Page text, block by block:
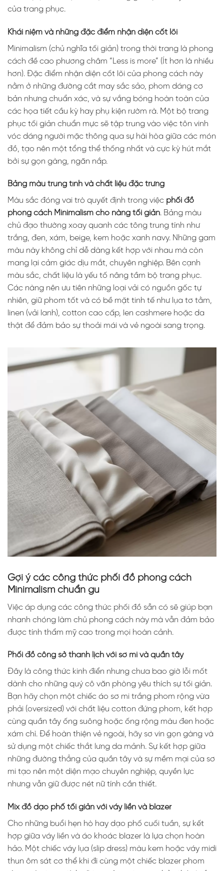
của trang phục.
Khái niệm và những đặc điểm nhận diện cốt lõi
Minimalism (chủ nghĩa tối giản) trong thời trang là phong
cách đề cao phương châm “Less is more” (Ít hơn là nhiều
hơn). Đặc điểm nhận diện cốt lõi của phong cách này
nằm ở những đường cắt may sắc sảo, phom dáng cơ
bản nhưng chuẩn xác, và sự vắng bóng hoàn toàn của
các họa tiết cầu kỳ hay phụ kiện rườm rà. Một bộ trang
phục tối giản chuẩn mực sẽ tập trung vào việc tôn vinh
vóc dáng người mặc thông qua sự hài hòa giữa các món
đồ, tạo nên một tổng thể thống nhất và cực kỳ hút mắt
bởi sự gọn gàng, ngăn nắp.
Bảng màu trung tính và chất liệu đặc trưng
Màu sắc đóng vai trò quyết định trong việc phối đồ
phong cách Minimalism cho nàng tối giản. Bảng màu
chủ đạo thường xoay quanh các tông trung tính như
trắng, đen, xám, beige, kem hoặc xanh navy. Những gam
màu này không chỉ dễ dàng kết hợp với nhau mà còn
mang lại cảm giác dịu mắt, chuyên nghiệp. Bên cạnh
màu sắc, chất liệu là yếu tố nâng tầm bộ trang phục.
Các nàng nên ưu tiên những loại vải có nguồn gốc tự
nhiên, giữ phom tốt và có bề mặt tinh tế như lụa tơ tằm,
linen (vải lanh), cotton cao cấp, len cashmere hoặc da
thật để đảm bảo sự thoải mái và vẻ ngoài sang trọng.
Gợi ý các công thức phối đồ phong cách
Minimalism chuẩn gu
Việc áp dụng các công thức phối đồ sẵn có sẽ giúp bạn
nhanh chóng làm chủ phong cách này mà vẫn đảm bảo
được tính thẩm mỹ cao trong mọi hoàn cảnh.
Phối đồ công sở thanh lịch với sơ mi và quần tây
Đây là công thức kinh điển nhưng chưa bao giờ lỗi mốt
dành cho những quý cô văn phòng yêu thích sự tối giản.
Bạn hãy chọn một chiếc áo sơ mi trắng phom rộng vừa
phải (oversized) với chất liệu cotton đứng phom, kết hợp
cùng quần tây ống suông hoặc ống rộng màu đen hoặc
xám chì. Để hoàn thiện vẻ ngoài, hãy sơ vin gọn gàng và
sử dụng một chiếc thắt lưng da mảnh. Sự kết hợp giữa
những đường thẳng của quần tây và sự mềm mại của sơ
mi tạo nên một diện mạo chuyên nghiệp, quyền lực
nhưng vẫn giữ được nét nữ tính cần thiết.
Mix đồ dạo phố tối giản với váy liền và blazer
Cho những buổi hẹn hò hay dạo phố cuối tuần, sự kết
hợp giữa váy liền và áo khoác blazer là lựa chọn hoàn
hảo. Một chiếc váy lụa (slip dress) màu kem hoặc váy midi
thun ôm sát cơ thể khi đi cùng một chiếc blazer phom